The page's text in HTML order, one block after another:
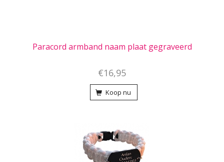
Paracord armband naam plaat gegraveerd
€16,95
Koop nu